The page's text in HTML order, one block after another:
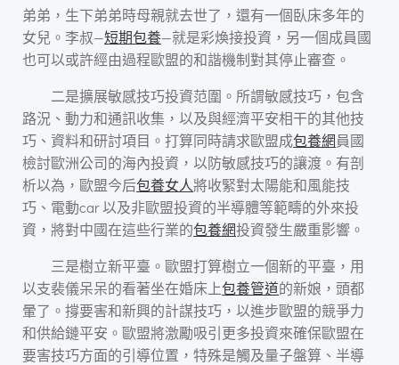
弟弟，生下弟弟時母親就去世了，還有一個臥床多年的
女兒。李叔—短期包養—就是彩煥接投資，另一個成員國
也可以或許經由過程歐盟的和諧機制對其停止審查。
二是擴展敏感技巧投資范圍。所謂敏感技巧，包含
路況、動力和通訊收集，以及與經濟平安相干的其他技
巧、資料和研討項目。打算同時請求歐盟成包養網員國
檢討歐洲公司的海內投資，以防敏感技巧的讓渡。有剖
析以為，歐盟今后包養女人將收緊對太陽能和風能技
巧、電動car 以及非歐盟投資的半導體等範疇的外來投
資，將對中國在這些行業的包養網投資發生嚴重影響。
三是樹立新平臺。歐盟打算樹立一個新的平臺，用
以支裴儀呆呆的看著坐在婚床上包養管道的新娘，頭都
暈了。撐要害和新興的計謀技巧，以進步歐盟的競爭力
和供給鏈平安。歐盟將激勵吸引更多投資來確保歐盟在
要害技巧方面的引導位置，特殊是觸及量子盤算、半導